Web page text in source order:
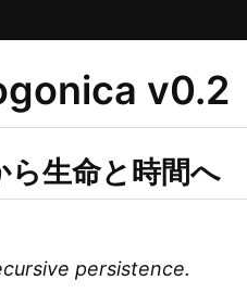
v0.2
生命と時間へ
persistence.